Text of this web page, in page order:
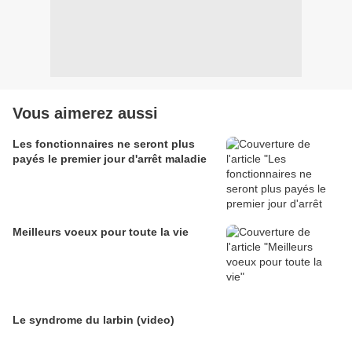
Vous aimerez aussi
Les fonctionnaires ne seront plus
payés le premier jour d'arrêt maladie
Meilleurs voeux pour toute la vie
Le syndrome du larbin (video)